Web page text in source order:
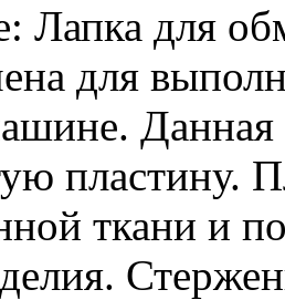
Лапка для
для
Данная
пластину.
ткани и